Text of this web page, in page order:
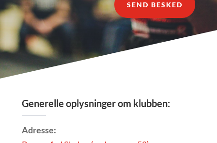
SEND BESKED
Generelle oplysninger om klubben:
Adresse: